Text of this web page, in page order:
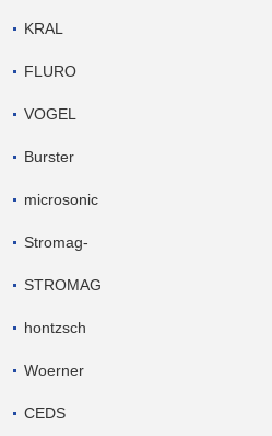
KRAL
FLURO
VOGEL
Burster
microsonic
Stromag-
STROMAG
hontzsch
Woerner
CEDS